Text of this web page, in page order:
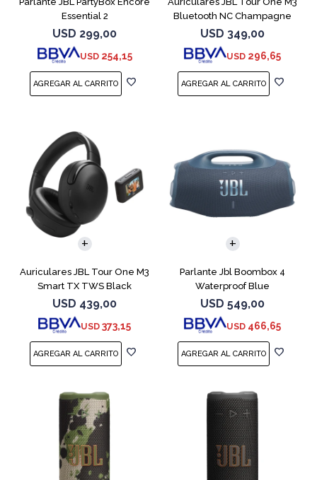
Essential 2
USD 299,00
USD 254,15
Bluetooth NC Champagne
USD 349,00
USD 296,65
Auriculares JBL Tour One M3
Smart TX TWS Black
USD 439,00
USD 373,15
Parlante Jbl Boombox 4
Waterproof Blue
USD 549,00
USD 466,65